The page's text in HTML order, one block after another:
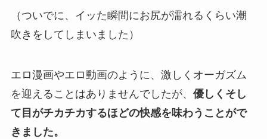
（ついでに、イッた瞬間にお尻が濡れるくらい潮
吹きをしてしまいました）
エロ漫画やエロ動画のように、激しくオーガズム
を迎えることはありませんでしたが、 優しくそし
て目がチカチカするほどの快感を味わうことがで
きました。